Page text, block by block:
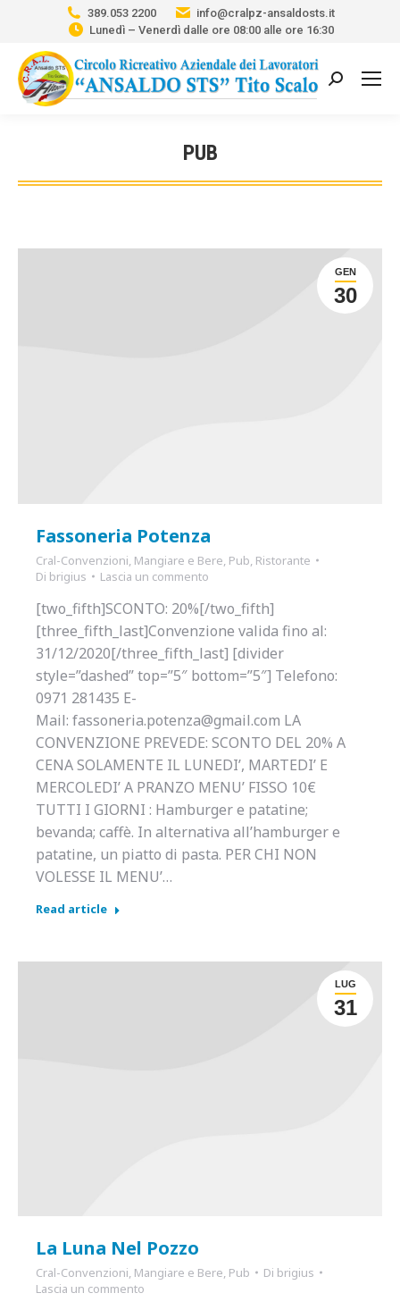
389.053 2200
info@cralpz-ansaldosts.it
Lunedì – Venerdì dalle ore 08:00 alle ore 16:30
Cerca:
PUB
Tu sei qui:
GEN
30
Fassoneria Potenza
Cral-Convenzioni Mangiare e Bere Pub Ristorante
Di brigius Lascia un commento
[two_fifth]SCONTO: 20%[/two_fifth]
[three_fifth_last]Convenzione valida fino al:
31/12/2020[/three_fifth_last] [divider
style=”dashed” top=”5″ bottom=”5″] Telefono:
0971 281435 E-
Mail: fassoneria.potenza@gmail.com LA
CONVENZIONE PREVEDE: SCONTO DEL 20% A
CENA SOLAMENTE IL LUNEDI’, MARTEDI’ E
MERCOLEDI’ A PRANZO MENU’ FISSO 10€
TUTTI I GIORNI : Hamburger e patatine;
bevanda; caffè. In alternativa all’hamburger e
patatine, un piatto di pasta. PER CHI NON
VOLESSE IL MENU’…
Read article
LUG
31
La Luna Nel Pozzo
Cral-Convenzioni, Mangiare e Bere, Pub Di brigius
Lascia un commento